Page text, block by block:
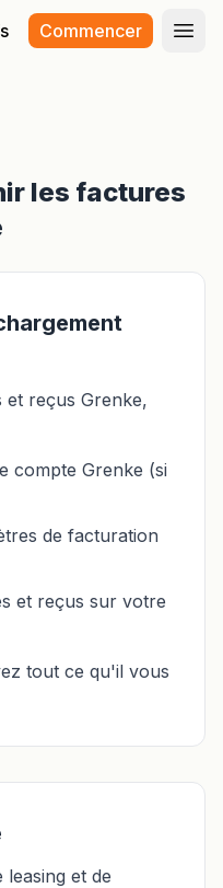
Commencer
les factures
reçus Grenke,
compte Grenke (si
de facturation
et reçus sur votre
tout ce qu'il vous
leasing et de